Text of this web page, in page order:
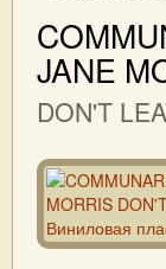
JANE
DON'T